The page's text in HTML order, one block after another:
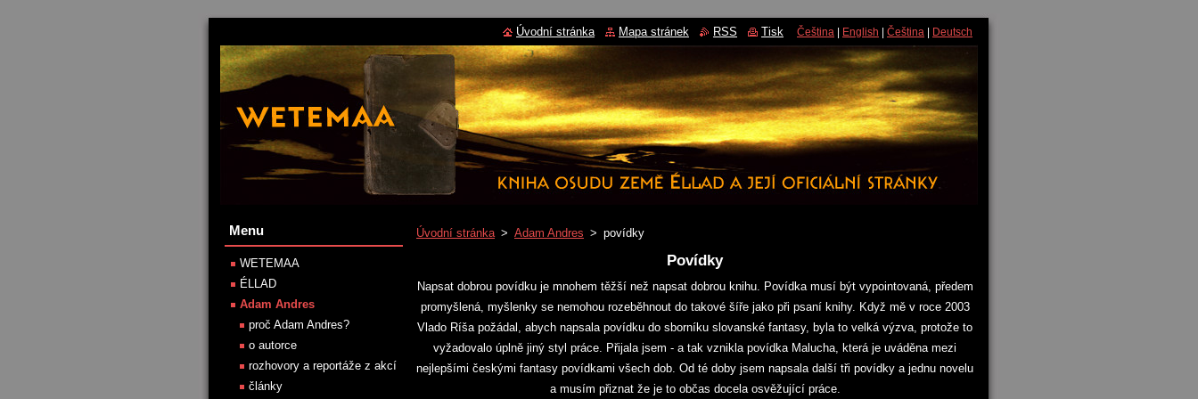
Úvodní stránka > Adam Andres > povídky
Povídky
Napsat dobrou povídku je mnohem těžší než napsat dobrou knihu. Povídka musí být vypointovaná, předem
promyšlená, myšlenky se nemohou rozeběhnout do takové šíře jako při psaní knihy. Když mě v roce 2003
Vlado Ríša požádal, abych napsala povídku do sborníku slovanské fantasy, byla to velká výzva, protože to
vyžadovalo úplně jiný styl práce. Přijala jsem - a tak vznikla povídka Malucha, která je uváděna mezi
nejlepšími českými fantasy povídkami všech dob. Od té doby jsem napsala další tři povídky a jednu novelu
a musím přiznat že je to občas docela osvěžující práce.
Menu
WETEMAA
ÉLLAD
Adam Andres
proč Adam Andres?
o autorce
rozhovory a reportáže z akcí
články
Úvodní stránka Mapa stránek RSS Tisk Čeština English Čeština Deutsch